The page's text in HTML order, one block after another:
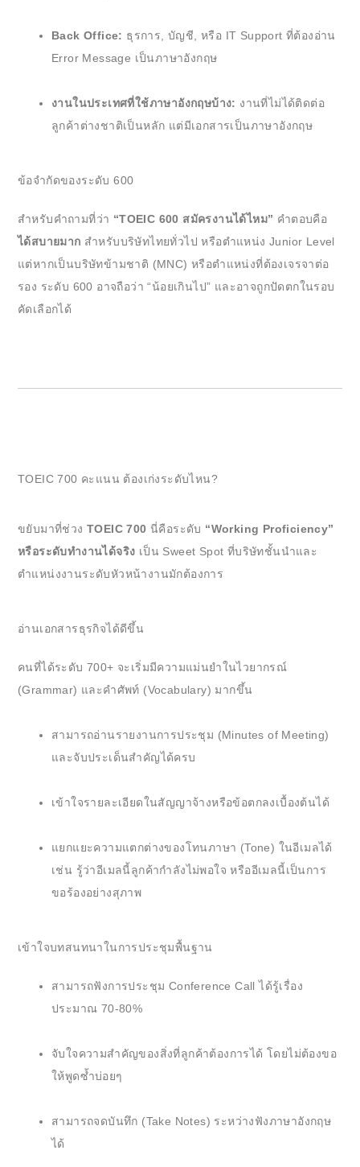
Back Office: ธุรการ, บัญชี, หรือ IT Support ที่ต้องอ่าน
Error Message เป็นภาษาอังกฤษ
งานในประเทศที่ใช้ภาษาอังกฤษบ้าง: งานที่ไม่ได้ติดต่อ
ลูกค้าต่างชาติเป็นหลัก แต่มีเอกสารเป็นภาษาอังกฤษ
ข้อจำกัดของระดับ 600
สำหรับคำถามที่ว่า “TOEIC 600 สมัครงานได้ไหม” คำตอบคือ
ได้สบายมาก สำหรับบริษัทไทยทั่วไป หรือตำแหน่ง Junior Level
แต่หากเป็นบริษัทข้ามชาติ (MNC) หรือตำแหน่งที่ต้องเจรจาต่อ
รอง ระดับ 600 อาจถือว่า “น้อยเกินไป” และอาจถูกปัดตกในรอบ
คัดเลือกได้
TOEIC 700 คะแนน ต้องเก่งระดับไหน?
ขยับมาที่ช่วงTOEIC 700 นี่คือระดับ “Working Proficiency”
หรือระดับทำงานได้จริง เป็น Sweet Spot ที่บริษัทชั้นนำและ
ตำแหน่งงานระดับหัวหน้างานมักต้องการ
อ่านเอกสารธุรกิจได้ดีขึ้น
คนที่ได้ระดับ 700+ จะเริ่มมีความแม่นยำในไวยากรณ์
(Grammar) และคำศัพท์ (Vocabulary) มากขึ้น
สามารถอ่านรายงานการประชุม (Minutes of Meeting)
และจับประเด็นสำคัญได้ครบ
เข้าใจรายละเอียดในสัญญาจ้างหรือข้อตกลงเบื้องต้นได้
แยกแยะความแตกต่างของโทนภาษา (Tone) ในอีเมลได้
เช่น รู้ว่าอีเมลนี้ลูกค้ากำลังไม่พอใจ หรืออีเมลนี้เป็นการ
ขอร้องอย่างสุภาพ
เข้าใจบทสนทนาในการประชุมพื้นฐาน
สามารถฟังการประชุม Conference Call ได้รู้เรื่อง
ประมาณ 70-80%
จับใจความสำคัญของสิ่งที่ลูกค้าต้องการได้ โดยไม่ต้องขอ
ให้พูดซ้ำบ่อยๆ
สามารถจดบันทึก (Take Notes) ระหว่างฟังภาษาอังกฤษ
ได้